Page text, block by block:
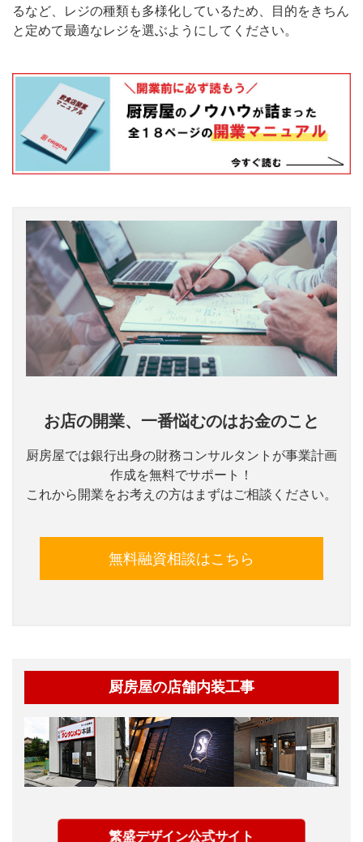
るなど、レジの種類も多様化しているため、目的をきちん
と定めて最適なレジを選ぶようにしてください。
お店の開業、一番悩むのはお金のこと
厨房屋では銀行出身の財務コンサルタントが事業計画
作成を無料でサポート！
これから開業をお考えの方はまずはご相談ください。
無料融資相談はこちら
厨房屋の店舗内装工事
繁盛デザイン公式サイト